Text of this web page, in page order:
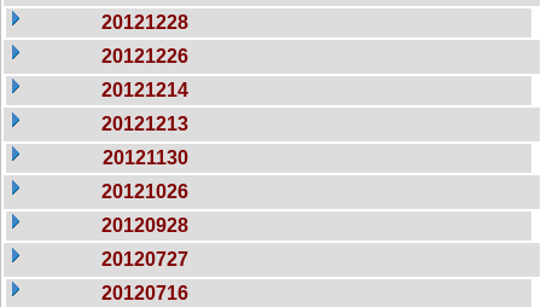
20121228
20121226
20121214
20121213
20121130
20121026
20120928
20120727
20120716